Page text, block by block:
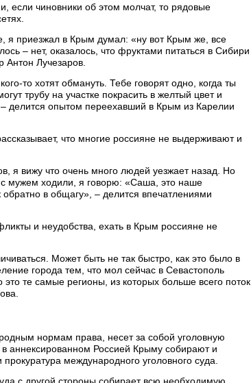
если чиновники об этом молчат, то рядовые
я приезжал в Крым думал: «ну вот Крым же, все
– нет, оказалось, что фруктами питаться в Сибири
Антон Лучезаров.
то хотят обмануть. Тебе говорят одно, когда ты
трубу на участке покрасить в желтый цвет и
делится опытом переехавший в Крым из Карелии
что многие россияне не выдерживают и
я вижу что очень много людей уезжает назад. Но
мужем ходили, я говорю: «Саша, это наше
в общагу», – делится впечатлениями
и неудобства, ехать в Крым россияне не
Может быть не так быстро, как это было в
города тем, что мол сейчас в Севастополь
это те самые регионы, из которых больше всего поток
нормам права, несет за собой уголовную
аннексированном Россией Крыму собирают и
международного уголовного суда.
с другой стороны собирает всю необходимую